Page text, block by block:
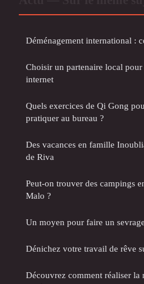
Déménagement international :
Choisir un partenaire local
internet
Quels exercices de Qi Gong
pratiquer au bureau ?
Des vacances en famille
de Riva
Peut-on trouver des campings
Malo ?
Un moyen pour faire un
Dénichez votre travail de rêve
Découvrez comment réaliser la